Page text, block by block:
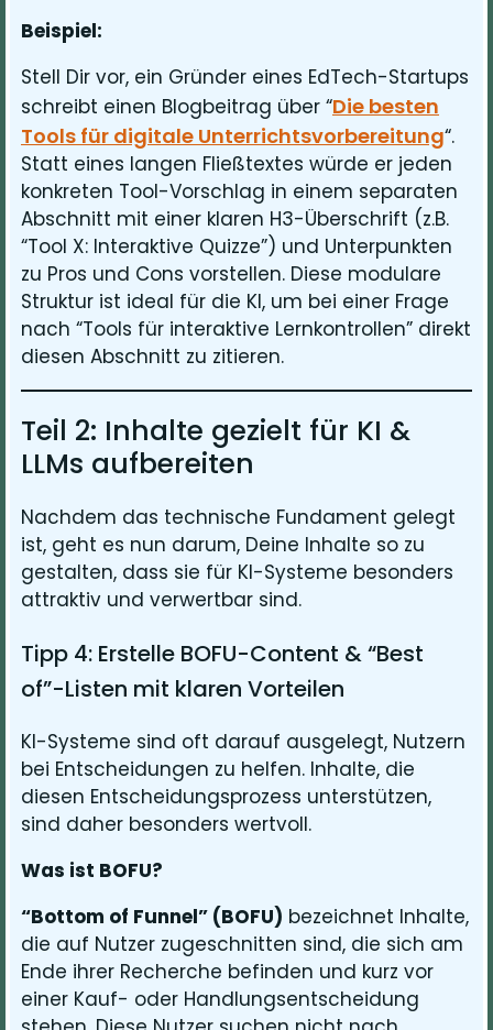
Beispiel:
Stell Dir vor, ein Gründer eines EdTech-Startups
schreibt einen Blogbeitrag über “Die besten
Tools für digitale Unterrichtsvorbereitung“.
Statt eines langen Fließtextes würde er jeden
konkreten Tool-Vorschlag in einem separaten
Abschnitt mit einer klaren H3-Überschrift (z.B.
“Tool X: Interaktive Quizze”) und Unterpunkten
zu Pros und Cons vorstellen. Diese modulare
Struktur ist ideal für die KI, um bei einer Frage
nach “Tools für interaktive Lernkontrollen” direkt
diesen Abschnitt zu zitieren.
Teil 2: Inhalte gezielt für KI &
LLMs aufbereiten
Nachdem das technische Fundament gelegt
ist, geht es nun darum, Deine Inhalte so zu
gestalten, dass sie für KI-Systeme besonders
attraktiv und verwertbar sind.
Tipp 4: Erstelle BOFU-Content & “Best
of”-Listen mit klaren Vorteilen
KI-Systeme sind oft darauf ausgelegt, Nutzern
bei Entscheidungen zu helfen. Inhalte, die
diesen Entscheidungsprozess unterstützen,
sind daher besonders wertvoll.
Was ist BOFU?
“Bottom of Funnel” (BOFU) bezeichnet Inhalte,
die auf Nutzer zugeschnitten sind, die sich am
Ende ihrer Recherche befinden und kurz vor
einer Kauf- oder Handlungsentscheidung